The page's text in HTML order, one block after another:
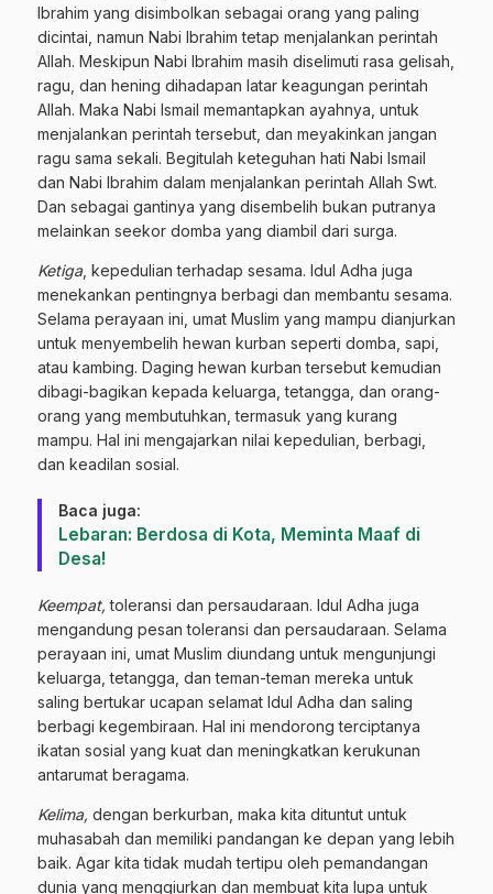
Ibrahim yang disimbolkan sebagai orang yang paling
dicintai, namun Nabi Ibrahim tetap menjalankan perintah
Allah. Meskipun Nabi Ibrahim masih diselimuti rasa gelisah,
ragu, dan hening dihadapan latar keagungan perintah
Allah. Maka Nabi Ismail memantapkan ayahnya, untuk
menjalankan perintah tersebut, dan meyakinkan jangan
ragu sama sekali. Begitulah keteguhan hati Nabi Ismail
dan Nabi Ibrahim dalam menjalankan perintah Allah Swt.
Dan sebagai gantinya yang disembelih bukan putranya
melainkan seekor domba yang diambil dari surga.
Ketiga, kepedulian terhadap sesama. Idul Adha juga
menekankan pentingnya berbagi dan membantu sesama.
Selama perayaan ini, umat Muslim yang mampu dianjurkan
untuk menyembelih hewan kurban seperti domba, sapi,
atau kambing. Daging hewan kurban tersebut kemudian
dibagi-bagikan kepada keluarga, tetangga, dan orang-
orang yang membutuhkan, termasuk yang kurang
mampu. Hal ini mengajarkan nilai kepedulian, berbagi,
dan keadilan sosial.
Baca juga:
Lebaran: Berdosa di Kota, Meminta Maaf di
Desa!
Keempat, toleransi dan persaudaraan. Idul Adha juga
mengandung pesan toleransi dan persaudaraan. Selama
perayaan ini, umat Muslim diundang untuk mengunjungi
keluarga, tetangga, dan teman-teman mereka untuk
saling bertukar ucapan selamat Idul Adha dan saling
berbagi kegembiraan. Hal ini mendorong terciptanya
ikatan sosial yang kuat dan meningkatkan kerukunan
antarumat beragama.
Kelima, dengan berkurban, maka kita dituntut untuk
muhasabah dan memiliki pandangan ke depan yang lebih
baik. Agar kita tidak mudah tertipu oleh pemandangan
dunia yang menggiurkan dan membuat kita lupa untuk